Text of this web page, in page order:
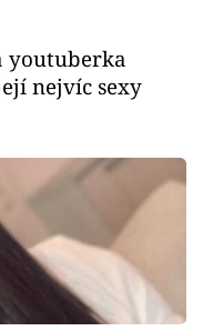
youtuberka
nejvíc sexy